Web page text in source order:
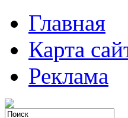
Главная
Карта
Реклама